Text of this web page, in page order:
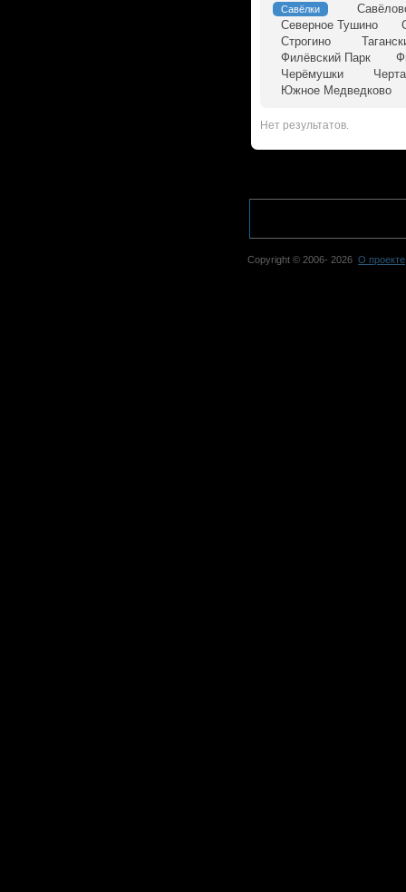
Савёлки
Северное Тушино
Строгино
Филёвский Парк
Черёмушки
Южное Медведково
Нет результатов.
Copyright © 2006- 2026 О проекте